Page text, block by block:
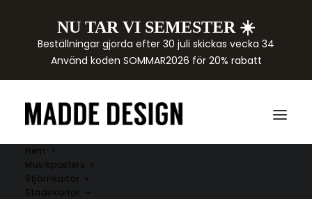
NU TAR VI SEMESTER ☀️
Beställningar gjorda efter 30 juli skickas vecka 34
Använd koden SOMMAR2026 för 20% rabatt
Hem
Musikposters
Stjärnkartor
Stadskartor